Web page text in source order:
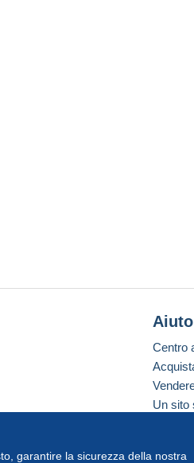
garantire la sicurezza della nostra
Aiuto
Centro
Un sito